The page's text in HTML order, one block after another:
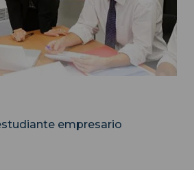
empresario